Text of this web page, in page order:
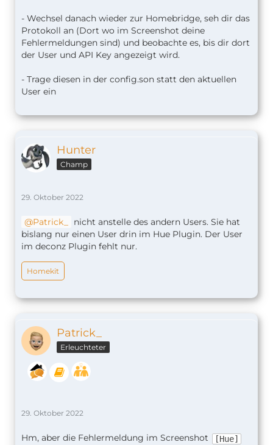
- Wechsel danach wieder zur Homebridge, seh dir das
Protokoll an (Dort wo im Screenshot deine
Fehlermeldungen sind) und beobachte es, bis dir dort
der User und API Key angezeigt wird.
- Trage diesen in der config.son statt den aktuellen
User ein
Hunter
Champ
29. Oktober 2022
Patrick_
nicht anstelle des andern Users. Sie hat
bislang nur einen User drin im Hue Plugin. Der User
im deconz Plugin fehlt nur.
Homekit
Patrick_
Erleuchteter
29. Oktober 2022
Hm, aber die Fehlermeldung im Screenshot [Hue]